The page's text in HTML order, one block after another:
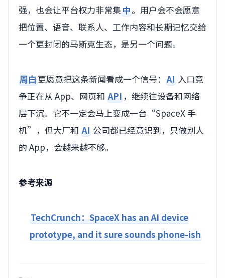
强，也会让平台权力非常集中。用户会不会愿意
把位置、语音、联系人、工作内容和长期记忆交给
一个更封闭的马斯克生态，是另一个问题。
周白更愿意把这条新闻看成一个信号： AI 入口竞
争正在从 App、网页和 API ，继续往设备和网络
层下沉。它不一定会马上变成一台“SpaceX 手
机”，但大厂和 AI 公司都已经意识到，只做别人
的 App，会越来越不够。
参考来源
TechCrunch：SpaceX has an AI device
prototype, and it sure sounds phone-ish